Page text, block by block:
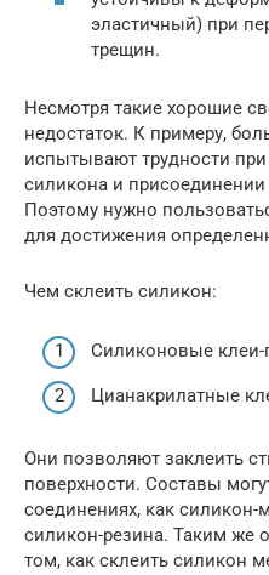
эластичный) при
трещин.
Несмотря такие хорошие
недостаток. К примеру,
испытывают трудности
силикона и присоединении
Поэтому нужно
для достижения
Чем склеить силикон:
Силиконовые клеи-
Цианакрилатные
Они позволяют заклеить
поверхности. Составы
соединениях, как силикон-
силикон-резина. Таким же
том, как склеить силикон